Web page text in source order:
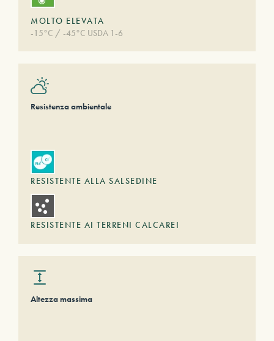
MOLTO ELEVATA
-15°C / -45°C USDA 1-6
Resistenza ambientale
RESISTENTE ALLA SALSEDINE
RESISTENTE AI TERRENI CALCAREI
Altezza massima